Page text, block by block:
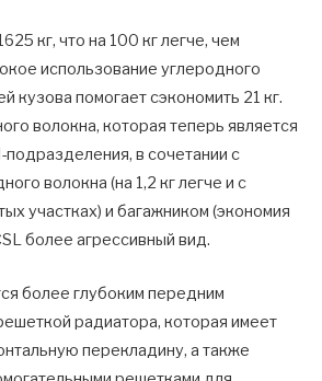
кг, что на 100 кг легче, чем
использование углеродного
кузова помогает сэкономить 21 кг.
волокна, которая теперь является
в сочетании с
волокна (на 1,2 кг легче и с
участках) и багажником (экономия
более агрессивный вид.
более глубоким передним
радиатора, которая имеет
перекладину, а также